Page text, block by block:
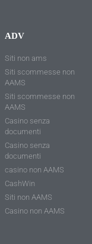
ADV
Siti non ams
Siti scommesse non
AAMS
Siti scommesse non
AAMS
Casino senza
documenti
Casino senza
documenti
casino non AAMS
CashWin
Siti non AAMS
Casino non AAMS